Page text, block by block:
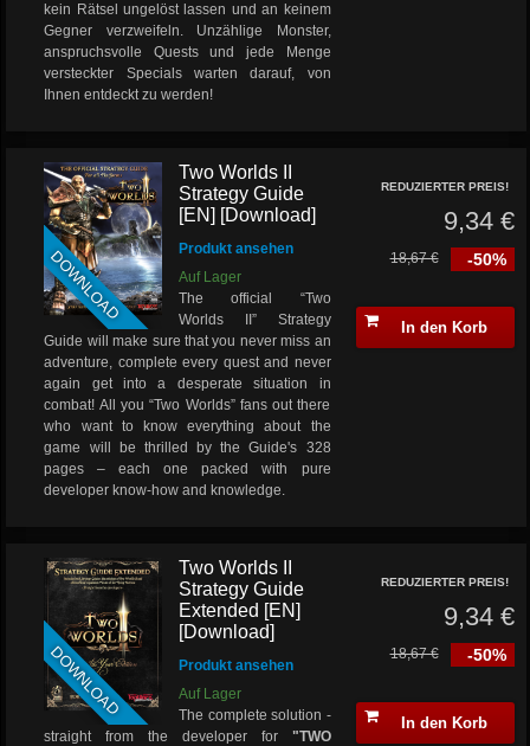
kein Rätsel ungelöst lassen und an keinem
Gegner verzweifeln. Unzählige Monster,
anspruchsvolle Quests und jede Menge
versteckter Specials warten darauf, von
Ihnen entdeckt zu werden!
DOWNLOAD
Two Worlds II
Strategy Guide
[EN] [Download]
Produkt ansehen
Auf Lager
The official “Two
Worlds II” Strategy
Guide will make sure that you never miss an
adventure, complete every quest and never
again get into a desperate situation in
combat! All you “Two Worlds” fans out there
who want to know everything about the
game will be thrilled by the Guide's 328
pages – each one packed with pure
developer know-how and knowledge.
REDUZIERTER PREIS!
9,34 €
-50%
18,67 €
In den Korb
DOWNLOAD
Two Worlds II
Strategy Guide
Extended [EN]
[Download]
Produkt ansehen
Auf Lager
The complete solution -
straight from the developer for "TWO
REDUZIERTER PREIS!
9,34 €
-50%
18,67 €
In den Korb